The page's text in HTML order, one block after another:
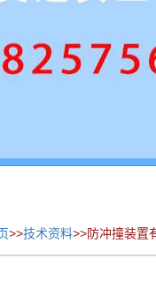
>>技术资料>>防冲撞装置